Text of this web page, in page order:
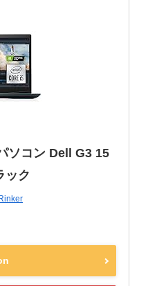
ソコン Dell G3 15
ック
Rinker